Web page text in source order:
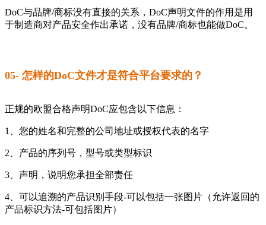
DoC与品牌/商标没有直接的关系，DoC声明文件的作用是用
于制造商对产品安全作出承诺，没有品牌/商标也能做DoC。
05- 怎样的DoC文件才是符合平台要求的？
正规的欧盟合格声明DoC应包含以下信息：
1、您的姓名和完整的公司地址或授权代表的名字
2、产品的序列号，型号或类型标识
3、声明，说明您承担全部责任
4、可以追溯的产品识别手段-可以包括一张图片（允许返回的
产品标识方法-可包括图片）